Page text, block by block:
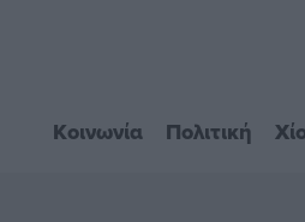
Κοινωνία Πολιτική